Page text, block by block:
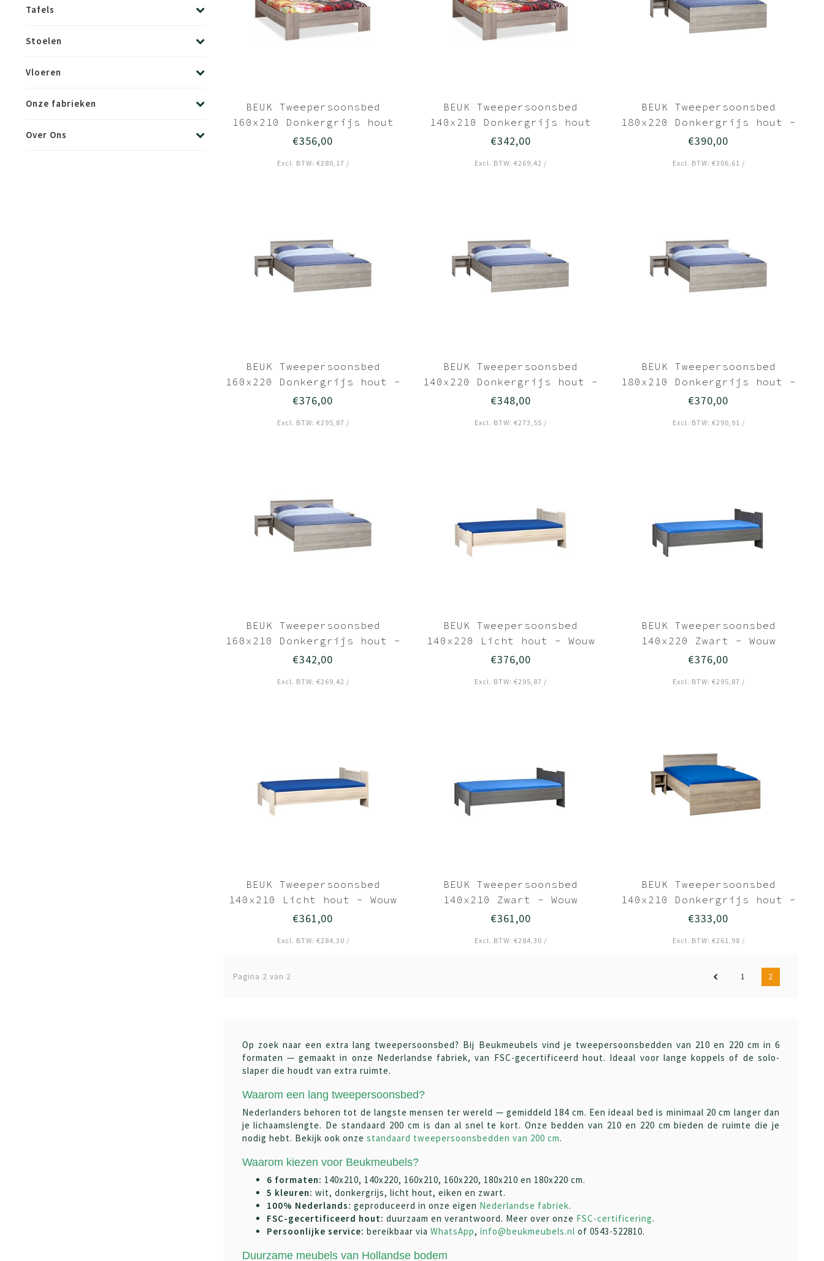
Tafels
Stoelen
Vloeren
Onze fabrieken
Over Ons
BEUK Tweepersoonsbed
160x210 Donkergrijs hout
€356,00
Excl. BTW: €280,17 /
BEUK Tweepersoonsbed
140x210 Donkergrijs hout
€342,00
Excl. BTW: €269,42 /
BEUK Tweepersoonsbed
180x220 Donkergrijs hout -
Bavel
€390,00
Excl. BTW: €306,61 /
BEUK Tweepersoonsbed
160x220 Donkergrijs hout -
Bavel
€376,00
Excl. BTW: €295,87 /
BEUK Tweepersoonsbed
140x220 Donkergrijs hout -
Bavel
€348,00
Excl. BTW: €273,55 /
BEUK Tweepersoonsbed
180x210 Donkergrijs hout -
Bavel
€370,00
Excl. BTW: €290,91 /
BEUK Tweepersoonsbed
160x210 Donkergrijs hout -
Bavel
€342,00
Excl. BTW: €269,42 /
BEUK Tweepersoonsbed
140x220 Licht hout - Wouw
€376,00
Excl. BTW: €295,87 /
BEUK Tweepersoonsbed
140x220 Zwart - Wouw
€376,00
Excl. BTW: €295,87 /
BEUK Tweepersoonsbed
140x210 Licht hout - Wouw
€361,00
Excl. BTW: €284,30 /
BEUK Tweepersoonsbed
140x210 Zwart - Wouw
€361,00
Excl. BTW: €284,30 /
BEUK Tweepersoonsbed
140x210 Donkergrijs hout -
Bavel
€333,00
Excl. BTW: €261,98 /
Pagina 2 van 2 1 2
Op zoek naar een extra lang tweepersoonsbed? Bij Beukmeubels vind je tweepersoonsbedden van 210 en 220 cm in 6
formaten — gemaakt in onze Nederlandse fabriek, van FSC-gecertificeerd hout. Ideaal voor lange koppels of de solo-
slaper die houdt van extra ruimte.
Waarom een lang tweepersoonsbed?
Nederlanders behoren tot de langste mensen ter wereld — gemiddeld 184 cm. Een ideaal bed is minimaal 20 cm langer dan
je lichaamslengte. De standaard 200 cm is dan al snel te kort. Onze bedden van 210 en 220 cm bieden de ruimte die je
nodig hebt. Bekijk ook onze standaard tweepersoonsbedden van 200 cm.
Waarom kiezen voor Beukmeubels?
6 formaten: 140x210, 140x220, 160x210, 160x220, 180x210 en 180x220 cm.
5 kleuren: wit, donkergrijs, licht hout, eiken en zwart.
100% Nederlands: geproduceerd in onze eigen Nederlandse fabriek.
FSC-gecertificeerd hout: duurzaam en verantwoord. Meer over onze FSC-certificering.
Persoonlijke service: bereikbaar via WhatsApp, info@beukmeubels.nl of 0543-522810.
Duurzame meubels van Hollandse bodem